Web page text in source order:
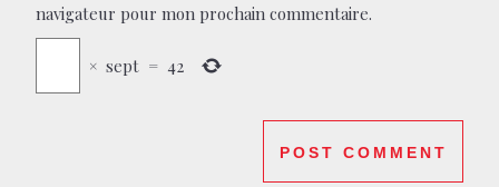
navigateur pour mon prochain commentaire.
× sept = 42